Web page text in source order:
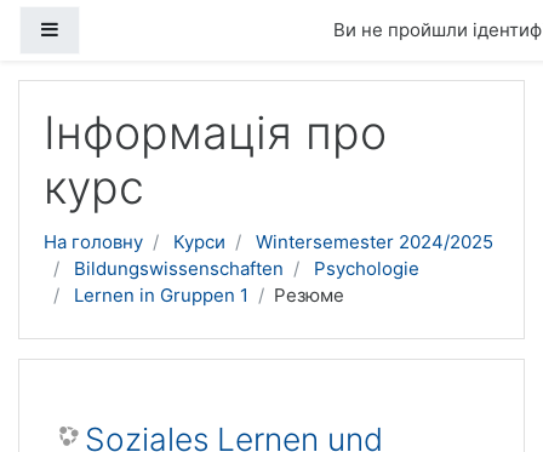
Ви не пройшли
Інформація про
курс
На головну Курси
Wintersemester 2024/2025
Bildungswissenschaften
Psychologie
Lernen in Gruppen 1
Резюме
Soziales Lernen und